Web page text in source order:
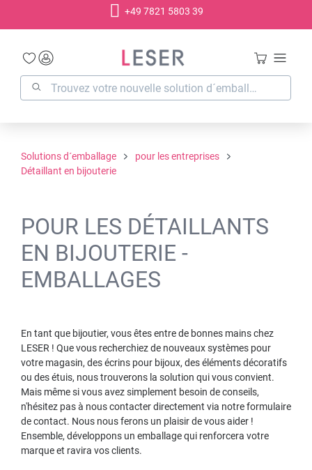
+49 7821 5803 39
Solutions d´emballage
pour les entreprises
Détaillant en bijouterie
POUR LES DÉTAILLANTS
EN BIJOUTERIE -
EMBALLAGES
En tant que bijoutier, vous êtes entre de bonnes mains chez
LESER ! Que vous recherchiez de nouveaux systèmes pour
votre magasin, des écrins pour bijoux, des éléments décoratifs
ou des étuis, nous trouverons la solution qui vous convient.
Mais même si vous avez simplement besoin de conseils,
n'hésitez pas à nous contacter directement via notre formulaire
de contact. Nous nous ferons un plaisir de vous aider !
Ensemble, développons un emballage qui renforcera votre
marque et ravira vos clients.